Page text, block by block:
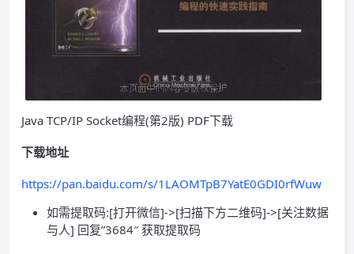
Java TCP/IP Socket编程(第2版) PDF下载
下载地址
https://pan.baidu.com/s/1LAOMTpB7YatE0GDI0rfWuw
如需提取码:[打开微信]->[扫描下方二维码]->[关注数据
与人] 回复”3684″ 获取提取码